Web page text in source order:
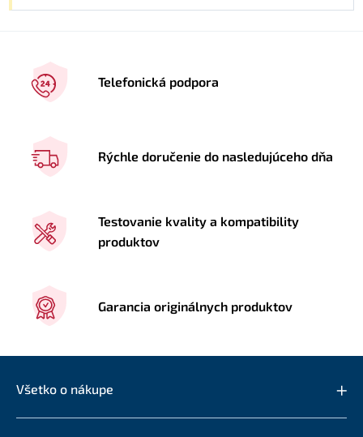
Telefonická podpora
Rýchle doručenie do nasledujúceho dňa
Testovanie kvality a kompatibility
produktov
Garancia originálnych produktov
Všetko o nákupe